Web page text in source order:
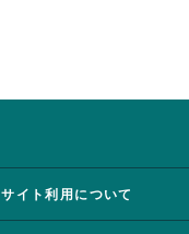
サイト利用について